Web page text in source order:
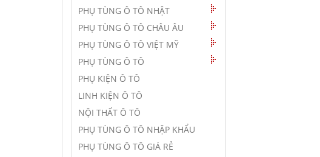
PHỤ TÙNG Ô TÔ NHẬT
PHỤ TÙNG Ô TÔ CHÂU ÂU
PHỤ TÙNG Ô TÔ VIỆT MỸ
PHỤ TÙNG Ô TÔ
PHỤ KIỆN Ô TÔ
LINH KIỆN Ô TÔ
NỘI THẤT Ô TÔ
PHỤ TÙNG Ô TÔ NHẬP KHẨU
PHỤ TÙNG Ô TÔ GIÁ RẺ